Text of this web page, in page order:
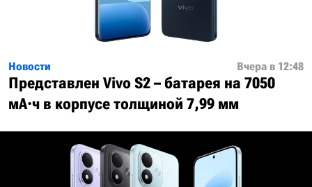
Новости Вчера в 12:48
Представлен Vivo S2 – батарея на 7050
мА·ч в корпусе толщиной 7,99 мм